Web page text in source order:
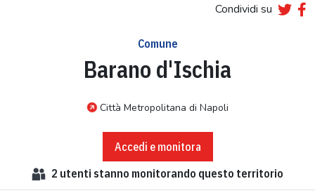
Condividi su
Comune
Barano d'Ischia
Città Metropolitana di Napoli
Accedi e monitora
2 utenti stanno monitorando questo territorio